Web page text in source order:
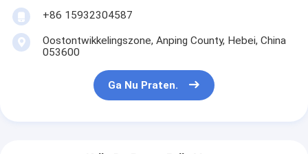
Het Netwerk van de draadkabel
+86 15932304587
Oostontwikkelingszone, Anping County, Hebei, China
053600
Ga Nu Praten.